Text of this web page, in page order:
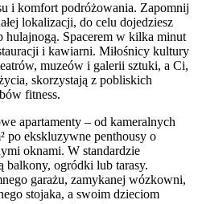
i komfort podróżowania. Zapomnij
lokalizacji, do celu dojedziesz
hulajnogą. Spacerem w kilka minut
i kawiarni. Miłośnicy kultury
muzeów i galerii sztuki, a Ci,
skorzystają z pobliskich
fitness.
apartamenty – od kameralnych
po ekskluzywne penthousy o
oknami. W standardzie
balkony, ogródki lub tarasy.
garażu, zamykanej wózkowni,
stojaka, a swoim dzieciom